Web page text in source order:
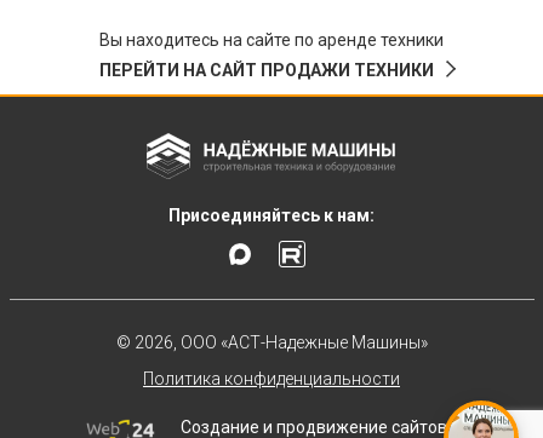
Вы находитесь на сайте по аренде техники
ПЕРЕЙТИ НА САЙТ ПРОДАЖИ ТЕХНИКИ
Присоединяйтесь к нам:
© 2026, ООО «АСТ-Надежные Машины»
Политика конфиденциальности
Создание и продвижение сайтов